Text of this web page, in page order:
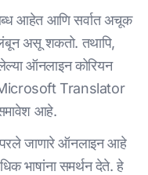
आहेत आणि सर्वात अचूक
असू शकतो. तथापि,
ऑनलाइन कोरियन
Translator
आहे.
जाणारे ऑनलाइन आहे
भाषांना समर्थन देते. हे